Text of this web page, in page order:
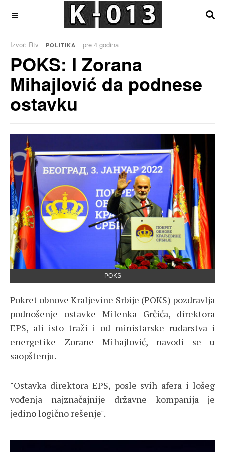
Izvor: Rtv POLITIKA pre 4 godina
POKS: I Zorana
Mihajlović da podnese
ostavku
POKS
Pokret obnove Kraljevine Srbije (POKS) pozdravlja
podnošenje ostavke Milenka Grčića, direktora
EPS, ali isto traži i od ministarske rudarstva i
energetike Zorane Mihajlović, navodi se u
saopštenju.
"Ostavka direktora EPS, posle svih afera i lošeg
vođenja najznačajnije državne kompanija je
jedino logično rešenje".